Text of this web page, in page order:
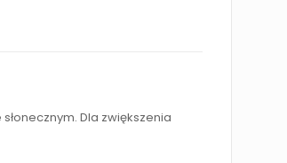
Dla zwiększenia